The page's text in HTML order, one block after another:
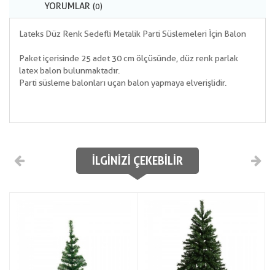
YORUMLAR (0)
Lateks Düz Renk Sedefli Metalik Parti Süslemeleri İçin Balon
Paket içerisinde 25 adet 30 cm ölçüsünde, düz renk parlak
latex balon bulunmaktadır.
Parti süsleme balonları uçan balon yapmaya elverişlidir.
İLGINIZI ÇEKEBILIR